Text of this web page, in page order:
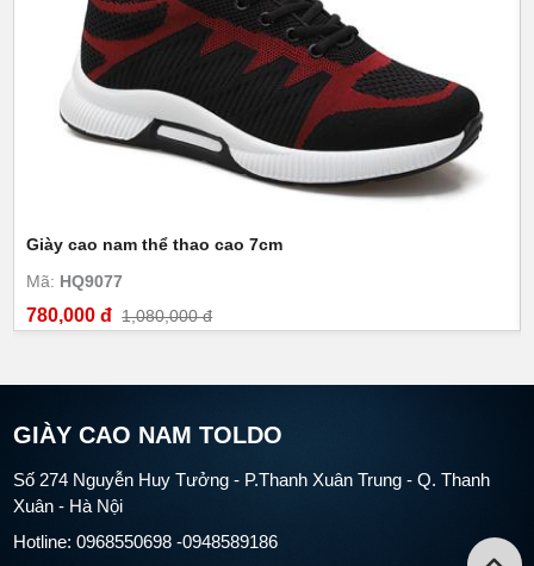
Giày cao nam thể thao cao 7cm
Mã: HQ9077
780,000 đ 1,080,000 đ
GIÀY CAO NAM TOLDO
Số 274 Nguyễn Huy Tưởng - P.Thanh Xuân Trung - Q. Thanh
Xuân - Hà Nội
Hotline: 0968550698 -0948589186